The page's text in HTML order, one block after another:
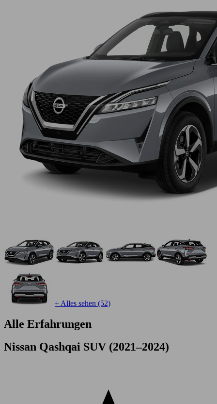
+ Alles sehen (52)
Alle Erfahrungen
Nissan Qashqai SUV (2021–2024)